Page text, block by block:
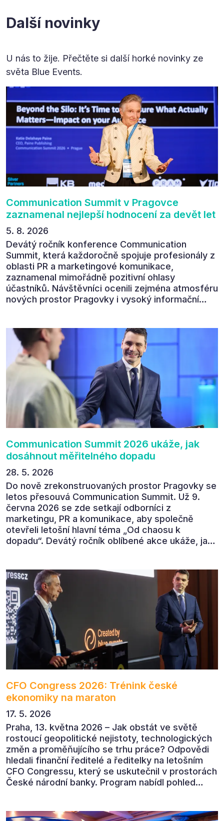
Další novinky
U nás to žije. Přečtěte si další horké novinky ze
světa Blue Events.
Communication Summit v Pragovce
zaznamenal nejlepší hodnocení za devět let
5. 8. 2026
Devátý ročník konference Communication
Summit, která každoročně spojuje profesionály z
oblasti PR a marketingové komunikace,
zaznamenal mimořádně pozitivní ohlasy
účastníků. Návštěvníci ocenili zejména atmosféru
nových prostor Pragovky i vysoký informační
zúčastnit i příštího ročníku. „Příjemná konference,
výborný program, hezké prostory, Daniel Stach
absolutně nejlepší moderátor!!!“ Tak shrnul
Communication Summit jeden z 330 účastníků ve
své zpětné vazbě. Ta potvrdila, co bylo slyšet i
cítit po celý 9. červen v Pragovce – že ročník s
tématem „Od chaosu k dopadu“ se skutečně
povedl.
Communication Summit 2026 ukáže, jak
dosáhnout měřitelného dopadu
28. 5. 2026
Do nově zrekonstruovaných prostor Pragovky se
letos přesouvá Communication Summit. Už 9.
června 2026 se zde setkají odborníci z
marketingu, PR a komunikace, aby společně
otevřeli letošní hlavní téma „Od chaosu k
dopadu“. Devátý ročník oblíbené akce ukáže, jak
CFO Congress 2026: Trénink české
ekonomiky na maraton
17. 5. 2026
Praha, 13. května 2026 – Jak obstát ve světě
rostoucí geopolitické nejistoty, technologických
změn a proměňujícího se trhu práce? Odpovědi
hledali finanční ředitelé a ředitelky na letošním
CFO Congressu, který se uskutečnil v prostorách
České národní banky. Program nabídl pohled
automatizaci, leadership i budoucnost role CFO.